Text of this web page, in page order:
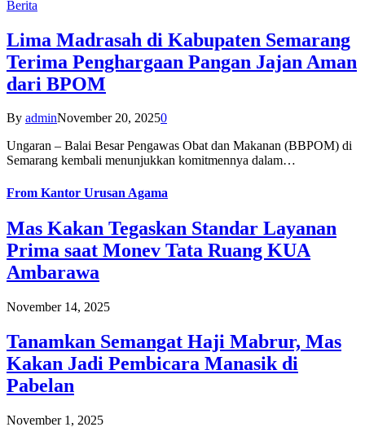
Berita
Lima Madrasah di Kabupaten Semarang
Terima Penghargaan Pangan Jajan Aman
dari BPOM
By adminNovember 20, 20250
Ungaran – Balai Besar Pengawas Obat dan Makanan (BBPOM) di
Semarang kembali menunjukkan komitmennya dalam…
From Kantor Urusan Agama
Mas Kakan Tegaskan Standar Layanan
Prima saat Monev Tata Ruang KUA
Ambarawa
November 14, 2025
Tanamkan Semangat Haji Mabrur, Mas
Kakan Jadi Pembicara Manasik di
Pabelan
November 1, 2025